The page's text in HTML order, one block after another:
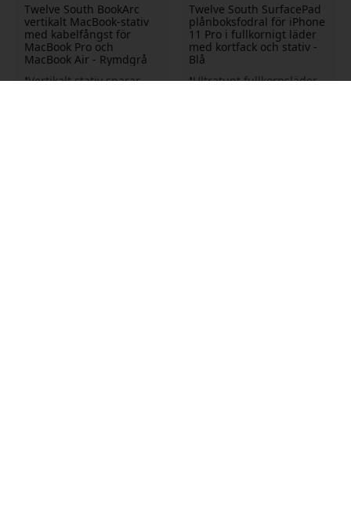
Twelve South BookArc
vertikalt MacBook-stativ
med kabelfångst för
MacBook Pro och
MacBook Air - Rymdgrå
Vertikalt stativ sparar
Twelve South SurfacePad
plånboksfodral för iPhone
11 Pro i fullkornigt läder
med kortfack och stativ -
Blå
Ultratunt fullkornsläder